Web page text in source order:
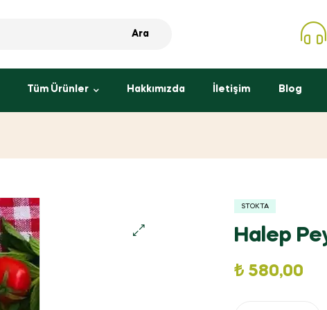
Ara
Tüm Ürünler Hakkımızda İletişim Blog
STOKTA
Halep
₺ 580,00